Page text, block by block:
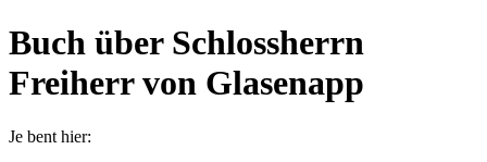
Buch über Schlossherrn
Freiherr von Glasenapp
Je bent hier: